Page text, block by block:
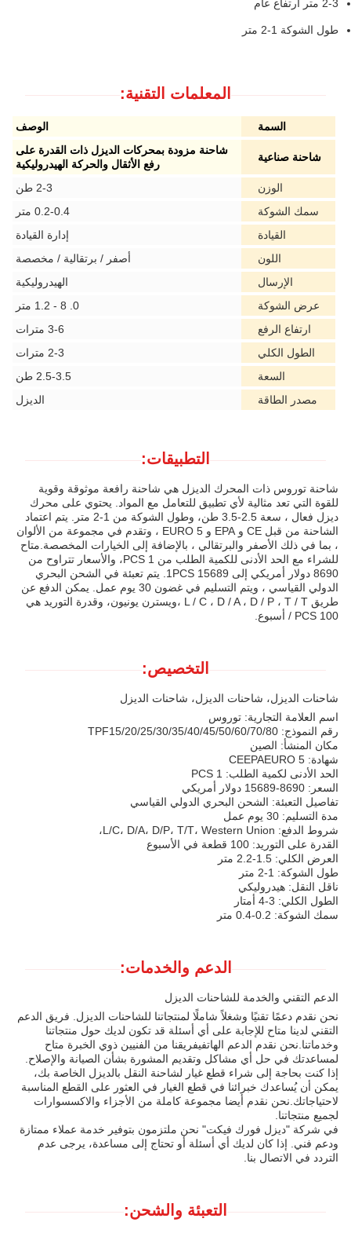
2-3 متر ارتفاع عام
طول الشوكة 1-2 متر
المعلمات التقنية:
السمة الوصف
شاحنة صناعية
شاحنة مزودة بمحركات الديزل ذات القدرة على
رفع الأثقال والحركة الهيدروليكية
الوزن
2-3 طن
سمك الشوكة
0.2-0.4 متر
القيادة
إدارة القيادة
اللون
أصفر / برتقالية / مخصصة
الإرسال
الهيدروليكية
عرض الشوكة
0. 8 - 1.2 متر
ارتفاع الرفع
3-6 مترات
الطول الكلي
2-3 مترات
السعة
2.5-3.5 طن
مصدر الطاقة
الديزل
التطبيقات:
شاحنة توروس ذات المحرك الديزل هي شاحنة رافعة موثوقة وقوية
للقوة التي تعد مثالية لأي تطبيق للتعامل مع المواد. يحتوي على محرك
ديزل فعال ، سعة 2.5-3.5 طن، وطول الشوكة من 1-2 متر. يتم اعتماد
الشاحنة من قبل CE و EPA و EURO 5 ، وتقدم في مجموعة من الألوان
، بما في ذلك الأصفر والبرتقالي ، بالإضافة إلى الخيارات المخصصة.متاح
للشراء مع الحد الأدنى للكمية الطلب من 1 PCS، والأسعار تتراوح من
8690 دولار أمريكي إلى 15689 1PCS. يتم تعبئة في الشحن البحري
الدولي القياسي ، ويتم التسليم في غضون 30 يوم عمل. يمكن الدفع عن
طريق L / C ، D / A ، D / P ، T / T ،ويسترن يونيون، وقدرة التوريد هي
100 PCS / أسبوع.
التخصيص:
شاحنات الديزل، شاحنات الديزل، شاحنات الديزل
اسم العلامة التجارية: توروس
رقم النموذج: TPF15/20/25/30/35/40/45/50/60/70/80
مكان المنشأ: الصين
شهادة: CEEPAEURO 5
الحد الأدنى لكمية الطلب: 1 PCS
السعر: 8690-15689 دولار أمريكي
تفاصيل التعبئة: الشحن البحري الدولي القياسي
مدة التسليم: 30 يوم عمل
شروط الدفع: L/C، D/A، D/P، T/T، Western Union،
القدرة على التوريد: 100 قطعة في الأسبوع
العرض الكلي: 1.5-2.2 متر
طول الشوكة: 1-2 متر
ناقل النقل: هيدروليكي
الطول الكلي: 3-4 أمتار
سمك الشوكة: 0.2-0.4 متر
الدعم والخدمات:
الدعم التقني والخدمة للشاحنات الديزل
نحن نقدم دعمًا تقنيًا وشغلاً شاملًا لمنتجاتنا للشاحنات الديزل. فريق الدعم
التقني لدينا متاح للإجابة على أي أسئلة قد تكون لديك حول منتجاتنا
وخدماتنا.نحن نقدم الدعم الهاتفيفريقنا من الفنيين ذوي الخبرة متاح
لمساعدتك في حل أي مشاكل وتقديم المشورة بشأن الصيانة والإصلاح.
إذا كنت بحاجة إلى شراء قطع غيار لشاحنة النقل بالديزل الخاصة بك،
يمكن أن يُساعدك خبرائنا في قطع الغيار في العثور على القطع المناسبة
لاحتياجاتك.نحن نقدم أيضا مجموعة كاملة من الأجزاء والاكسسوارات
لجميع منتجاتنا.
في شركة "ديزل فورك فيكت" نحن ملتزمون بتوفير خدمة عملاء ممتازة
ودعم فني. إذا كان لديك أي أسئلة أو تحتاج إلى مساعدة، يرجى عدم
التردد في الاتصال بنا.
التعبئة والشحن: